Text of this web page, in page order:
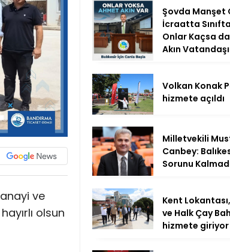
ve
olsun
Şovda Manşet
İcraatta
Onlar Kaçsa
Akın
Volkan Konak
hizmete açıldı
Milletvekili
Canbey:
Sorunu
Kent
ve Halk Çay
hizmete giriyor